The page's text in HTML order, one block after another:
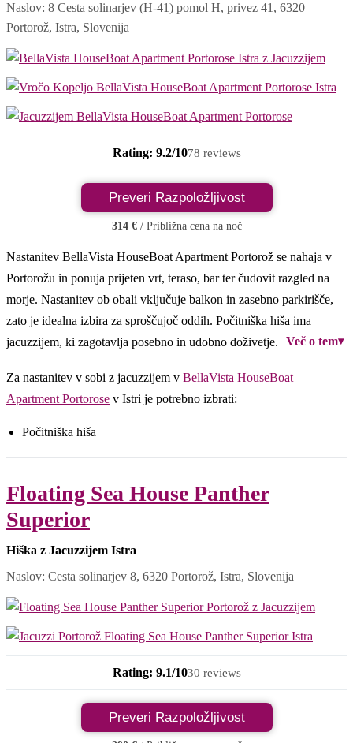
Naslov: 8 Cesta solinarjev (H-41) pomol H, privez 41, 6320
Portorož, Istra, Slovenija
Rating: 9.2/1078 reviews
Preveri Razpoložljivost
314 €/ Približna cena na noč
Nastanitev BellaVista HouseBoat Apartment Portorož se nahaja v
Portorožu in ponuja prijeten vrt, teraso, bar ter čudovit razgled na
morje. Nastanitev ob obali vključuje balkon in zasebno parkirišče,
zato je idealna izbira za sproščujoč oddih. Počitniška hiša ima
jacuzzijem, ki zagotavlja posebno in udobno doživetje.
Več o tem▾
Za nastanitev v sobi z jacuzzijem v BellaVista HouseBoat
Apartment Portorose v Istri je potrebno izbrati:
Počitniška hiša
Floating Sea House Panther
Superior
Hiška z Jacuzzijem Istra
Naslov: Cesta solinarjev 8, 6320 Portorož, Istra, Slovenija
Rating: 9.1/1030 reviews
Preveri Razpoložljivost